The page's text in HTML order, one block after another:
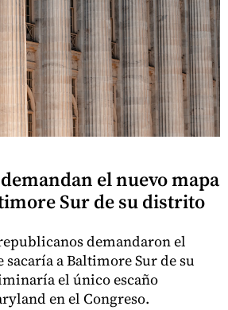
el nuevo mapa
Sur de su distrito
demandaron el
a Baltimore Sur de su
el único escaño
en el Congreso.